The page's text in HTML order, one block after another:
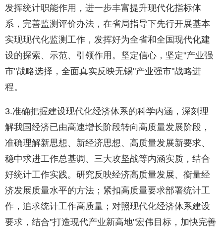
发挥统计职能作用，进一步丰富提升现代化指标体
系，完善监测评价办法，在省局指导下先行开展基本
实现现代化监测工作，发挥好为全省和全国现代化建
设的探索、示范、引领作用。坚定信心，坚定"产业强
市"战略选择，全面真实反映无锡"产业强市"战略进
程。
3.准确把握建设现代化经济体系的科学内涵，深刻理
解我国经济已由高速增长阶段转向高质量发展阶段，
准确理解新思想、新经济思想、高质量发展新要求、
稳中求进工作总基调、三大攻坚战等内涵实质，结合
好统计工作实践。研究反映经济高质量发展、衡量经
济发展质量水平的方法；紧扣高质量要求部署统计工
作，追求统计工作高质量；对照现代化经济体系建设
要求，结合"打造现代产业新高地"宏伟目标，加快完善